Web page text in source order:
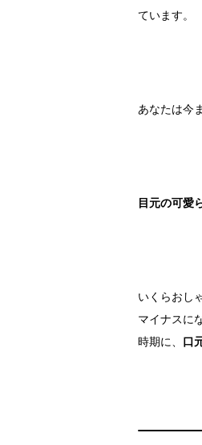
ています。
あなたは今
目元の可愛
いくらおし
マイナスに
時期に、 口